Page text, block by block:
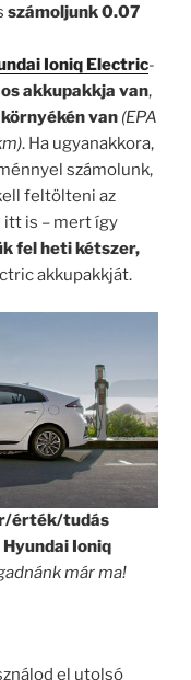
számoljunk 0.07
Ioniq Electric-
akkupakkja van,
van (EPA
. Ha ugyanakkora,
számolunk,
feltölteni az
is – mert így
fel heti kétszer,
akkupakkját.
érték/tudás
Hyundai Ioniq
már ma!
el utolsó